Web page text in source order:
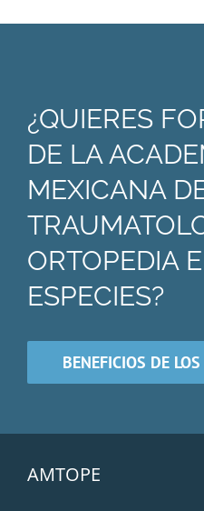
¿QUIERES
DE LA
MEXICANA
ORTOPEDIA
ESPECIES?
BENEFICIOS DE
AMTOPE